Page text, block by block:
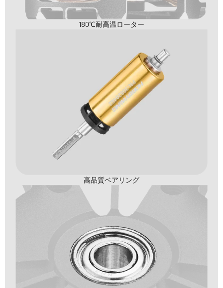
180℃耐高温ローター
高品質ベアリング